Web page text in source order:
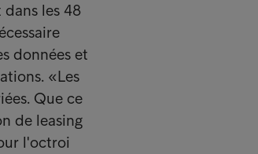
les 48
données et
«Les
Que ce
de leasing
l'octroi